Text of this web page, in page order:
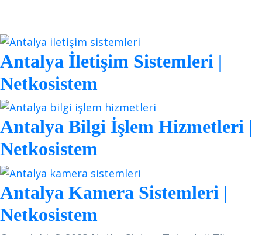
Antalya İletişim Sistemleri |
Netkosistem
Antalya Bilgi İşlem Hizmetleri |
Netkosistem
Antalya Kamera Sistemleri |
Netkosistem